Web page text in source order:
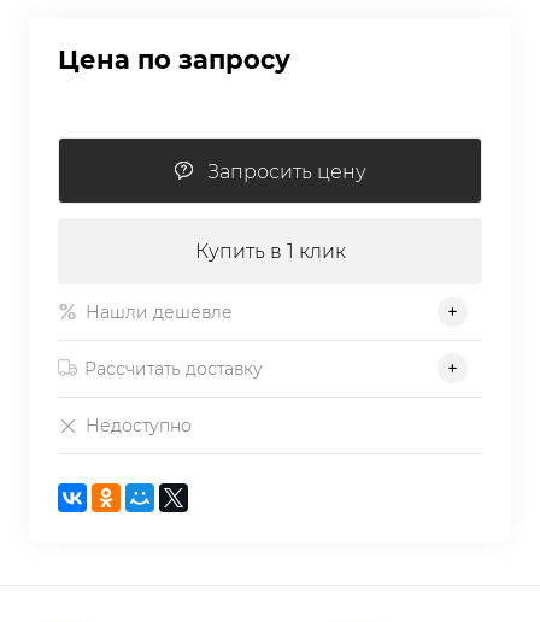
Цена по запросу
Запросить цену
Купить в 1 клик
Нашли дешевле
Рассчитать доставку
Недоступно